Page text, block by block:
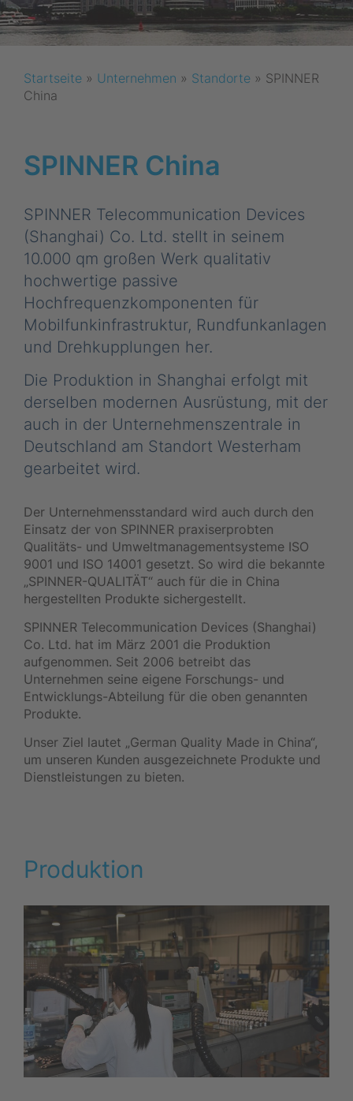
Startseite » Unternehmen » Standorte » SPINNER
China
SPINNER China
SPINNER Telecommunication Devices
(Shanghai) Co. Ltd. stellt in seinem
10.000 qm großen Werk qualitativ
hochwertige passive
Hochfrequenzkomponenten für
Mobilfunkinfrastruktur, Rundfunkanlagen
und Drehkupplungen her.
Die Produktion in Shanghai erfolgt mit
derselben modernen Ausrüstung, mit der
auch in der Unternehmenszentrale in
Deutschland am Standort Westerham
gearbeitet wird.
Der Unternehmensstandard wird auch durch den
Einsatz der von SPINNER praxiserprobten
Qualitäts- und Umweltmanagementsysteme ISO
9001 und ISO 14001 gesetzt. So wird die bekannte
„SPINNER-QUALITÄT“ auch für die in China
hergestellten Produkte sichergestellt.
SPINNER Telecommunication Devices (Shanghai)
Co. Ltd. hat im März 2001 die Produktion
aufgenommen. Seit 2006 betreibt das
Unternehmen seine eigene Forschungs- und
Entwicklungs-Abteilung für die oben genannten
Produkte.
Unser Ziel lautet „German Quality Made in China“,
um unseren Kunden ausgezeichnete Produkte und
Dienstleistungen zu bieten.
Produktion